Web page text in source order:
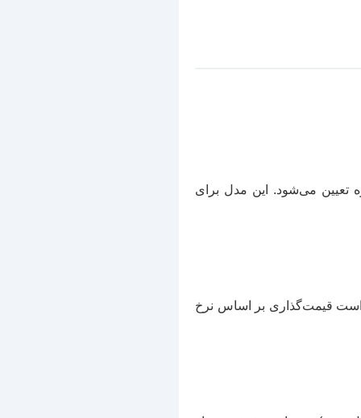
تعیین می‌شود. این مدل برای
است قیمت‌گذاری بر اساس نرخ